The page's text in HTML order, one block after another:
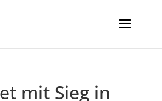
mit Sieg in